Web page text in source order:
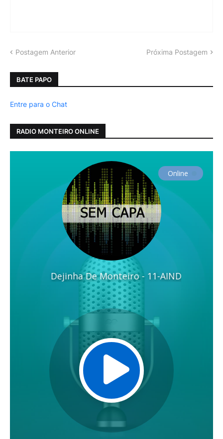
Postagem Anterior Próxima Postagem
BATE PAPO
Entre para o Chat
RADIO MONTEIRO ONLINE